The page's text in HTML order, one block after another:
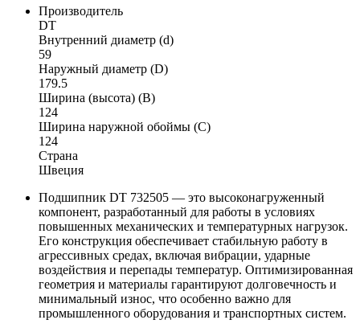
Производитель
DT
Внутренний диаметр (d)
59
Наружный диаметр (D)
179.5
Ширина (высота) (B)
124
Ширина наружной обоймы (C)
124
Страна
Швеция
Подшипник DT 732505 — это высоконагруженный
компонент, разработанный для работы в условиях
повышенных механических и температурных нагрузок.
Его конструкция обеспечивает стабильную работу в
агрессивных средах, включая вибрации, ударные
воздействия и перепады температур. Оптимизированная
геометрия и материалы гарантируют долговечность и
минимальный износ, что особенно важно для
промышленного оборудования и транспортных систем.